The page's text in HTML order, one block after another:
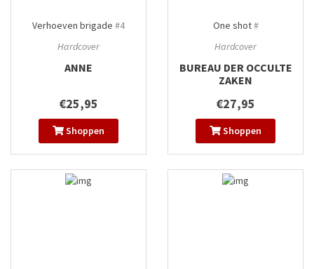
Verhoeven brigade #4
Hardcover
ANNE
€25,95
Shoppen
One shot#
Hardcover
BUREAU DER OCCULTE
ZAKEN
€27,95
Shoppen